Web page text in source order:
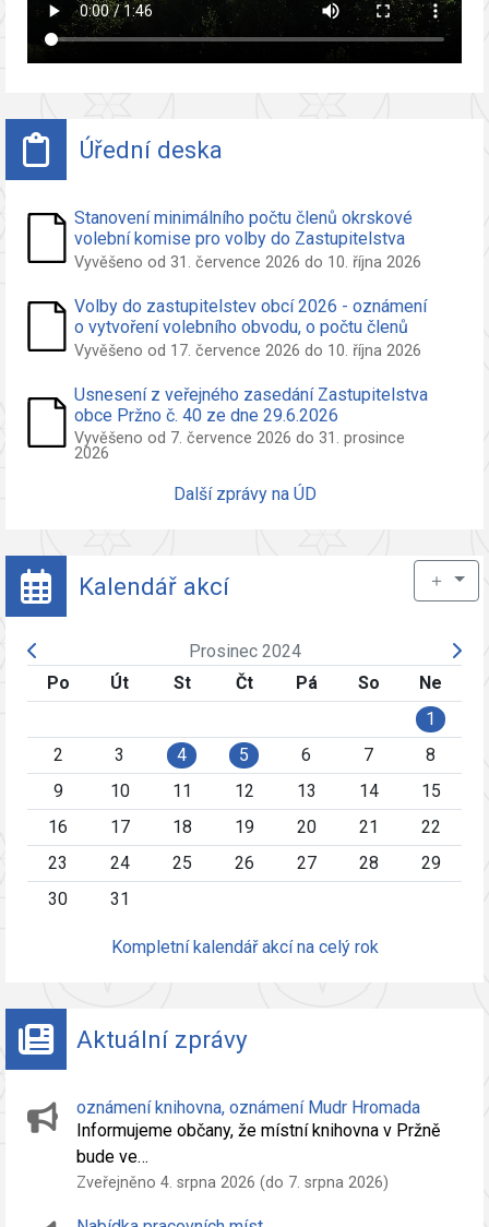
Úřední deska
Stanovení minimálního počtu členů okrskové
volební komise pro volby do Zastupitelstva
obce Pržno
Vyvěšeno od 31. července 2026 do 10. října 2026
Volby do zastupitelstev obcí 2026 - oznámení
o vytvoření volebního obvodu, o počtu členů
zastupitelstva volených ve volebním obvodu a
nezávislého kandidáta a sdružení nezáv.
kandidátů
Vyvěšeno od 17. července 2026 do 10. října 2026
Usnesení z veřejného zasedání Zastupitelstva
obce Pržno č. 40 ze dne 29.6.2026
Vyvěšeno od 7. července 2026 do 31. prosince
2026
Další zprávy na ÚD
Kalendář akcí ＋
Prosinec 2024
Po
Út St Čt Pá So
Ne
1
2
3 4 5 6 7
8
9
10 11 12 13 14
15
16
17 18 19 20 21
22
23
24 25 26 27 28
29
30
31
Kompletní kalendář akcí na celý rok
Aktuální zprávy
oznámení knihovna, oznámení Mudr Hromada
Informujeme občany, že místní knihovna v Pržně
bude ve…
Zveřejněno 4. srpna 2026 (do 7. srpna 2026)